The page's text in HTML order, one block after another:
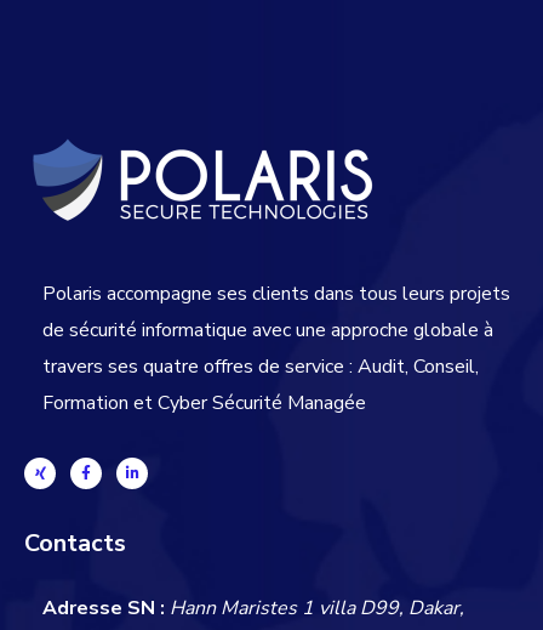
Polaris accompagne ses clients dans tous leurs projets
de sécurité informatique avec une approche globale à
travers ses quatre offres de service : Audit, Conseil,
Formation et Cyber Sécurité Managée
Contacts
Adresse SN : Hann Maristes 1 villa D99, Dakar,